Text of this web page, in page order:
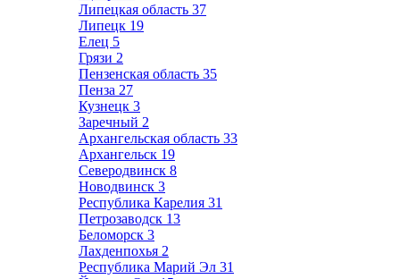
Липецкая область 37
Липецк 19
Елец 5
Грязи 2
Пензенская область 35
Пенза 27
Кузнецк 3
Заречный 2
Архангельская область 33
Архангельск 19
Северодвинск 8
Новодвинск 3
Республика Карелия 31
Петрозаводск 13
Беломорск 3
Лахденпохья 2
Республика Марий Эл 31